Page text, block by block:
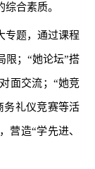
合素质。
专题，通过课程
限；“她论坛”搭
面交流；“她竞
务礼仪竞赛等活
营造“学先进、